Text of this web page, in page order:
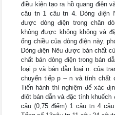
điều kiện tạo ra hồ quang điện
câu tn 1 câu tn 4. Dòng điện
được dòng điện trong chân
không được không không và
ống chiều của dòng điện này.
Dòng điện Nêu được bản chất
chất bán dòng điện trong bán
loại p và bán dẫn loại n. của
chuyển tiếp p – n và tính chất
Tiến hành thí nghiệm để xác
điôt bán dẫn và đặc tính
câu (0,75 điểm) 1 câu tn 4